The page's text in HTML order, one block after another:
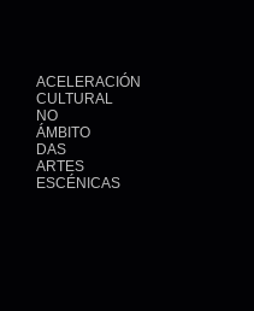
ACELERACIÓN
CULTURAL
NO
ÁMBITO
DAS
ARTES
ESCÉNICAS